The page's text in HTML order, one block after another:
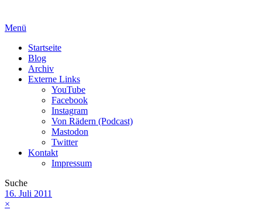
Menü
Startseite
Blog
Archiv
Externe Links
YouTube
Facebook
Instagram
Von Rädern (Podcast)
Mastodon
Twitter
Kontakt
Impressum
Suche
16. Juli 2011
×